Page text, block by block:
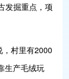
发掘重点，项
村里有2000
生产毛绒玩